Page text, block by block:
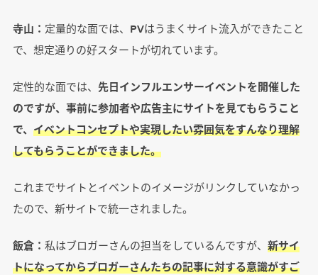
寺山： 定量的な面では、PVはうまくサイト流入ができたこと
で、想定通りの好スタートが切れています。
定性的な面では、 先日インフルエンサーイベントを開催した
のですが、事前に参加者や広告主にサイトを見てもらうこと
で、 イベントコンセプトや実現したい雰囲気をすんなり理解
してもらうことができました。
これまでサイトとイベントのイメージがリンクしていなかっ
たので、新サイトで統一されました。
飯倉： 私はブロガーさんの担当をしているんですが、 新サイ
トになってからブロガーさんたちの記事に対する意識がすご